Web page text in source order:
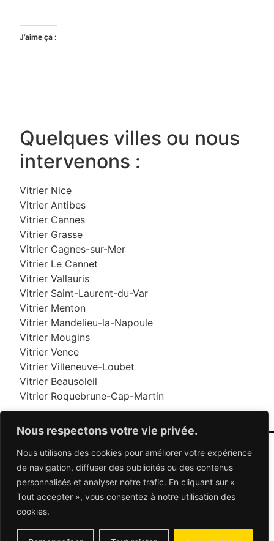
Nous respectons votre vie privée.
Nous utilisons des cookies pour améliorer votre expérience
de navigation, diffuser des publicités ou des contenus
personnalisés et analyser notre trafic. En cliquant sur «
Tout accepter », vous consentez à notre utilisation des
cookies.
J’aime ça :
Quelques villes ou nous
intervenons :
Vitrier Nice
Vitrier Antibes
Vitrier Cannes
Vitrier Grasse
Vitrier Cagnes-sur-Mer
Vitrier Le Cannet
Vitrier Vallauris
Vitrier Saint-Laurent-du-Var
Vitrier Menton
Vitrier Mandelieu-la-Napoule
Vitrier Mougins
Vitrier Vence
Vitrier Villeneuve-Loubet
Vitrier Beausoleil
Vitrier Roquebrune-Cap-Martin
06 95 95 70 70
© 2026 Dépannage Vitrier - Tous droits réservés
Dépannage vitrerie en France : Des solutions
adaptées à vos besoins